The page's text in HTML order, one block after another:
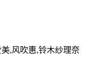
,风吹惠,铃木纱理奈